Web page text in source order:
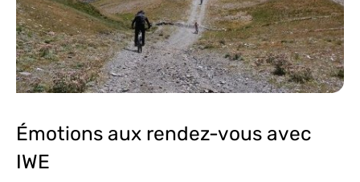
Émotions aux rendez-vous avec
IWE